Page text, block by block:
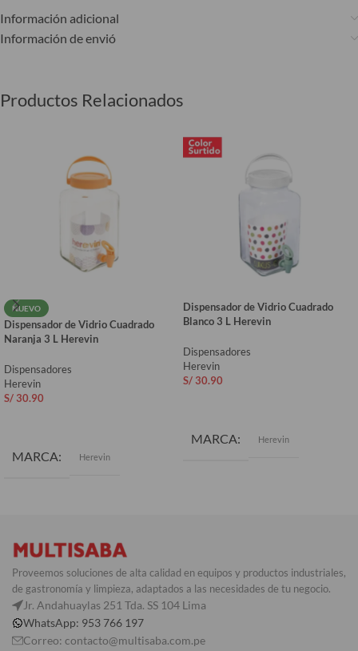
Información adicional
Información de envió
Productos Relacionados
NUEVO
Dispensador de Vidrio Cuadrado
Naranja 3 L Herevin
Dispensadores
Herevin
S/ 30.90
MARCA Herevin
Dispensador de Vidrio Cuadrado
Blanco 3 L Herevin
Dispensadores
Herevin
S/ 30.90
MARCA Herevin
Proveemos soluciones de alta calidad en equipos y productos industriales,
de gastronomía y limpieza, adaptados a las necesidades de tu negocio.
Jr. Andahuaylas 251 Tda. SS 104 Lima
WhatsApp: 953 766 197
Correo: contacto@multisaba.com.pe